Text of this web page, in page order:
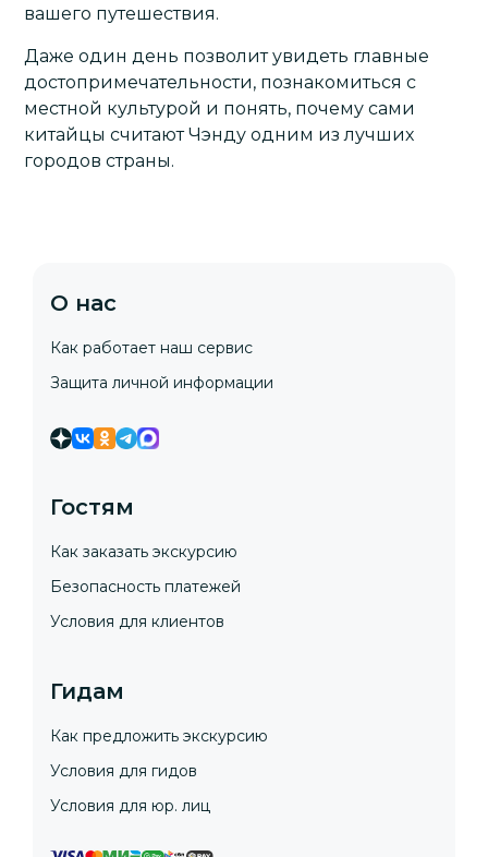
вашего путешествия.
Даже один день позволит увидеть главные
достопримечательности, познакомиться с
местной культурой и понять, почему сами
китайцы считают Чэнду одним из лучших
городов страны.
О нас
Как работает наш сервис
Защита личной информации
Гостям
Как заказать экскурсию
Безопасность платежей
Условия для клиентов
Гидам
Как предложить экскурсию
Условия для гидов
Условия для юр. лиц